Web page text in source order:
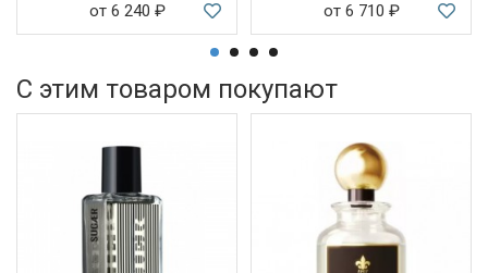
от 6 240 ₽ от 6 710 ₽
С этим товаром покупают